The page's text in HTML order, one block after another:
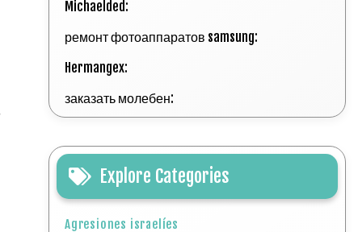
Michaelded:
ремонт фотоаппаратов samsung:
Hermangex:
заказать молебен:
Explore Categories
Agresiones israelíes